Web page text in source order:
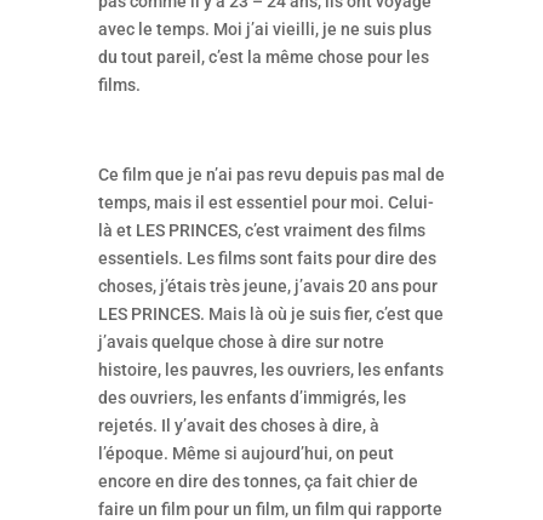
avec le temps. Moi j’ai vieilli, je ne suis plus
du tout pareil, c’est la même chose pour les
films.
Ce film que je n’ai pas revu depuis pas mal de
temps, mais il est essentiel pour moi. Celui-
là et LES PRINCES, c’est vraiment des films
essentiels. Les films sont faits pour dire des
choses, j’étais très jeune, j’avais 20 ans pour
LES PRINCES. Mais là où je suis fier, c’est que
j’avais quelque chose à dire sur notre
histoire, les pauvres, les ouvriers, les enfants
des ouvriers, les enfants d’immigrés, les
rejetés. Il y’avait des choses à dire, à
l’époque. Même si aujourd’hui, on peut
encore en dire des tonnes, ça fait chier de
faire un film pour un film, un film qui rapporte